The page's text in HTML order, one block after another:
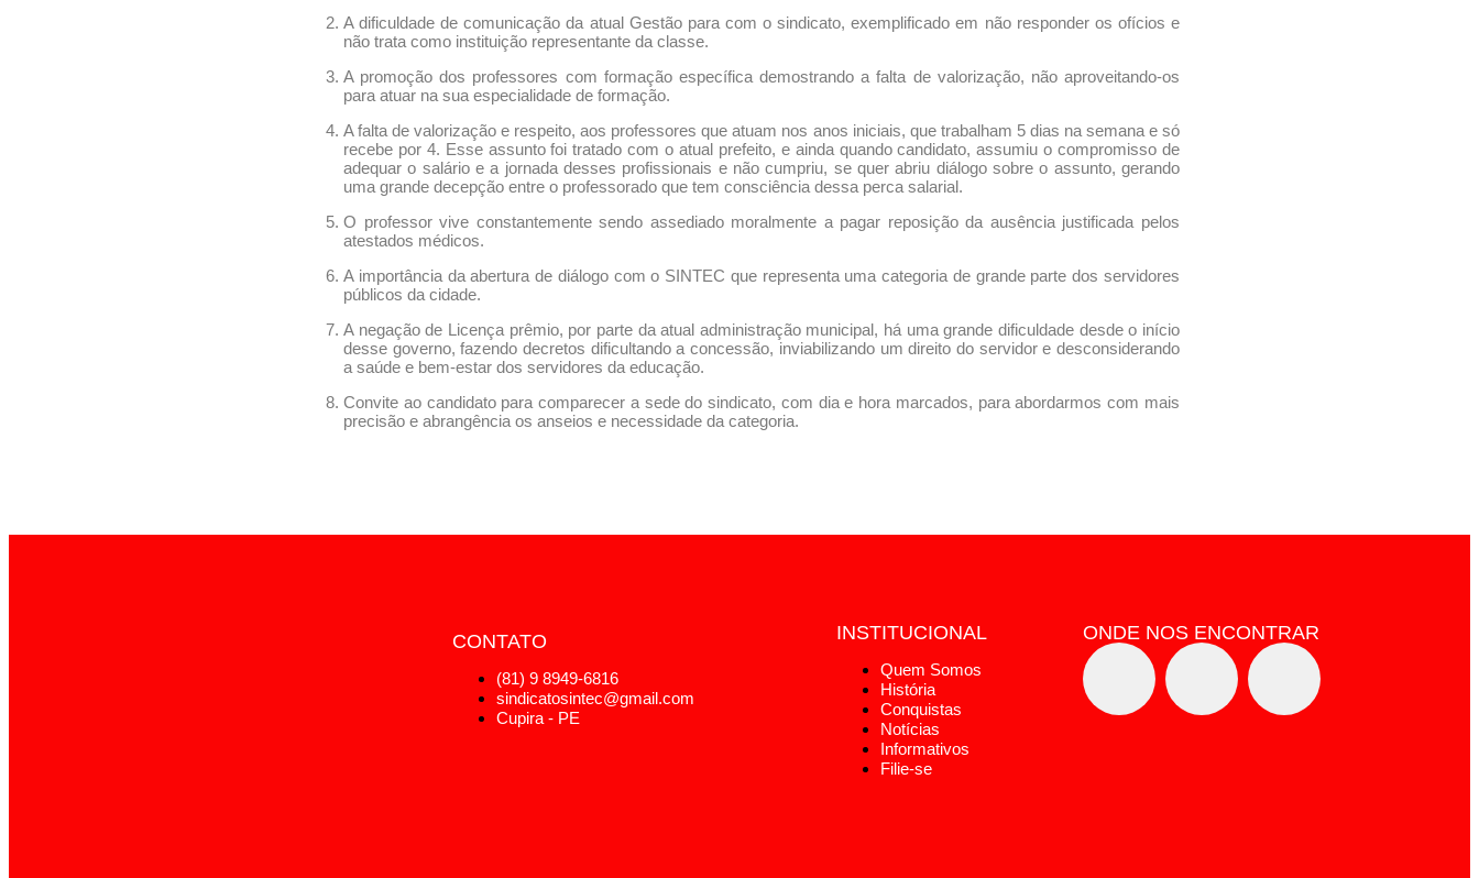
A dificuldade de comunicação da atual Gestão para com o sindicato, exemplificado em não responder os ofícios e
não trata como instituição representante da classe.
A promoção dos professores com formação específica demostrando a falta de valorização, não aproveitando-os
para atuar na sua especialidade de formação.
A falta de valorização e respeito, aos professores que atuam nos anos iniciais, que trabalham 5 dias na semana e só
recebe por 4. Esse assunto foi tratado com o atual prefeito, e ainda quando candidato, assumiu o compromisso de
adequar o salário e a jornada desses profissionais e não cumpriu, se quer abriu diálogo sobre o assunto, gerando
uma grande decepção entre o professorado que tem consciência dessa perca salarial.
O professor vive constantemente sendo assediado moralmente a pagar reposição da ausência justificada pelos
atestados médicos.
A importância da abertura de diálogo com o SINTEC que representa uma categoria de grande parte dos servidores
públicos da cidade.
A negação de Licença prêmio, por parte da atual administração municipal, há uma grande dificuldade desde o início
desse governo, fazendo decretos dificultando a concessão, inviabilizando um direito do servidor e desconsiderando
a saúde e bem-estar dos servidores da educação.
Convite ao candidato para comparecer a sede do sindicato, com dia e hora marcados, para abordarmos com mais
precisão e abrangência os anseios e necessidade da categoria.
CONTATO
(81) 9 8949-6816
sindicatosintec@gmail.com
Cupira - PE
INSTITUCIONAL
Quem Somos
História
Conquistas
Notícias
Informativos
Filie-se
ONDE NOS ENCONTRAR